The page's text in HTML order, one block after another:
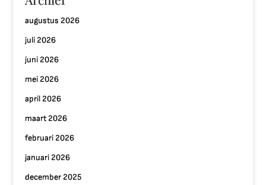
augustus 2026
juli 2026
juni 2026
mei 2026
april 2026
maart 2026
februari 2026
januari 2026
december 2025